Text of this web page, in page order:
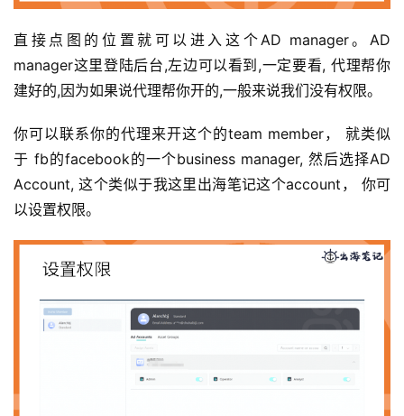
直接点图的位置就可以进入这个AD manager。AD
manager这里登陆后台,左边可以看到,一定要看, 代理帮你
建好的,因为如果说代理帮你开的,一般来说我们没有权限。
你可以联系你的代理来开这个的team member， 就类似
于 fb的facebook的一个business manager, 然后选择AD
Account, 这个类似于我这里出海笔记这个account， 你可
以设置权限。